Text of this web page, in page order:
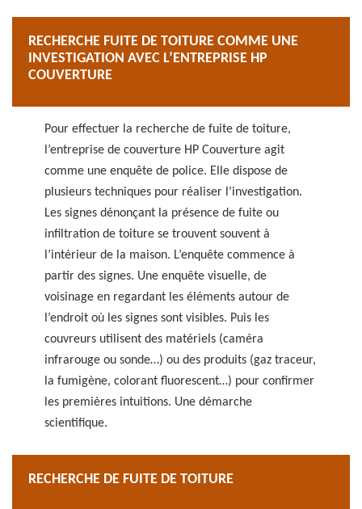
RECHERCHE FUITE DE TOITURE COMME UNE
INVESTIGATION AVEC L’ENTREPRISE HP
COUVERTURE
Pour effectuer la recherche de fuite de toiture,
l’entreprise de couverture HP Couverture agit
comme une enquête de police. Elle dispose de
plusieurs techniques pour réaliser l’investigation.
Les signes dénonçant la présence de fuite ou
infiltration de toiture se trouvent souvent à
l’intérieur de la maison. L’enquête commence à
partir des signes. Une enquête visuelle, de
voisinage en regardant les éléments autour de
l’endroit où les signes sont visibles. Puis les
couvreurs utilisent des matériels (caméra
infrarouge ou sonde…) ou des produits (gaz traceur,
la fumigène, colorant fluorescent…) pour confirmer
les premières intuitions. Une démarche
scientifique.
RECHERCHE DE FUITE DE TOITURE